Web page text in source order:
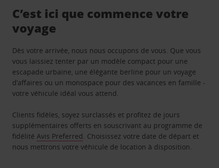
C’est ici que commence votre
voyage
Dès votre arrivée, nous nous occupons de vous. Que vous
vous laissiez tenter par un modèle compact pour une
escapade urbaine, une élégante berline pour un voyage
d’affaires ou un monospace pour des vacances en famille -
votre véhicule idéal vous attend.
Clients fidèles, soyez surclassés et profitez de jours
supplémentaires offerts en souscrivant au programme de
fidélitéAvis Preferred. Choisissez votre date de départ et
nous mettrons votre véhicule de location à disposition.